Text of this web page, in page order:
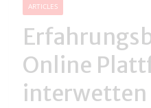
ARTICLES
Online
interwetten